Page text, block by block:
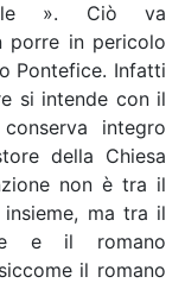
». Ciò va
porre in pericolo
Pontefice. Infatti
si intende con il
integro
della Chiesa
non è tra il
ma tra il
e il romano
il romano